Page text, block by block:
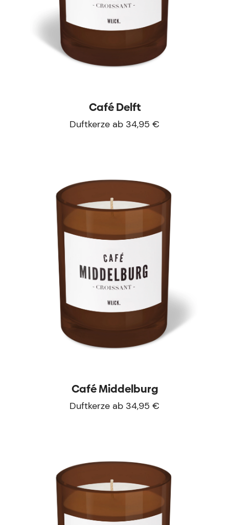
Café Delft
Duftkerze ab 34,95 €
Café Middelburg
Duftkerze ab 34,95 €